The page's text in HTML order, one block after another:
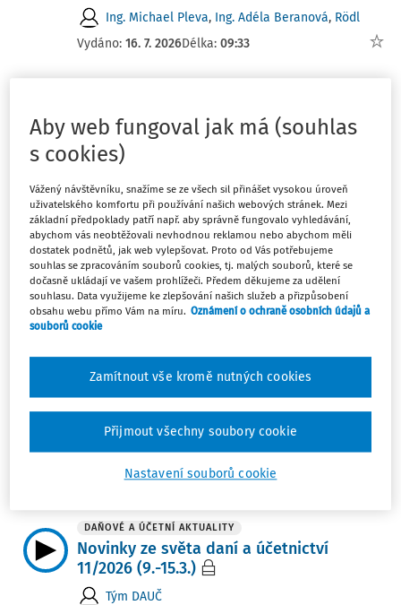
Ing. Michael Pleva, Ing. Adéla Beranová, Rödl
Vydáno: 16. 7. 2026Délka: 09:33
invoicing
Adéla Milerová
Vydáno:4. 6. 2026Délka:13:09
VÝKLAD PRAXE NOVELIZACE
Průvodce legální digitalizací dokladů v
kapse
Ing. Jaroslav Ždímal,Redque s.r.o.
EVROPSKÉ PRÁVO
Jak se reguluje budoucnost – úvod do
právní regulace technologií
Dominik Králik
Vydáno:13. 4. 2026Délka:08:24
DAŇOVÉ A ÚČETNÍ AKTUALITY
Novinky ze světa daní a účetnictví
11/2026 (9.-15.3.)
Tým DAUČ
Aby web fungoval jak má (souhlas
s cookies)
Vážený návštěvníku, snažíme se ze všech sil přinášet vysokou úroveň
uživatelského komfortu při používání našich webových stránek. Mezi
základní předpoklady patří např. aby správně fungovalo vyhledávání,
abychom vás neobtěžovali nevhodnou reklamou nebo abychom měli
dostatek podnětů, jak web vylepšovat. Proto od Vás potřebujeme
souhlas se zpracováním souborů cookies, tj. malých souborů, které se
dočasně ukládají ve vašem prohlížeči. Předem děkujeme za udělení
souhlasu. Data využijeme ke zlepšování našich služeb a přizpůsobení
obsahu webu přímo Vám na míru. Oznámení o ochraně osobních údajů a
souborů cookie
Nastavení souborů cookie
Zamítnout vše kromě nutných cookies
Přijmout všechny soubory cookie